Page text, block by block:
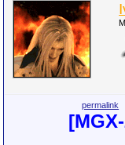
permalink